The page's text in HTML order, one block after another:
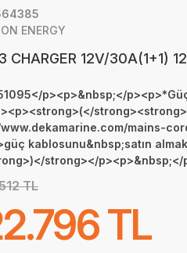
ENERGY
CHARGER 12V/30A(1+1)
p><p>&nbsp;</
mains-
kablosunu&nbsp;satın
strong></p><p>&nbsp;</
TL
TL